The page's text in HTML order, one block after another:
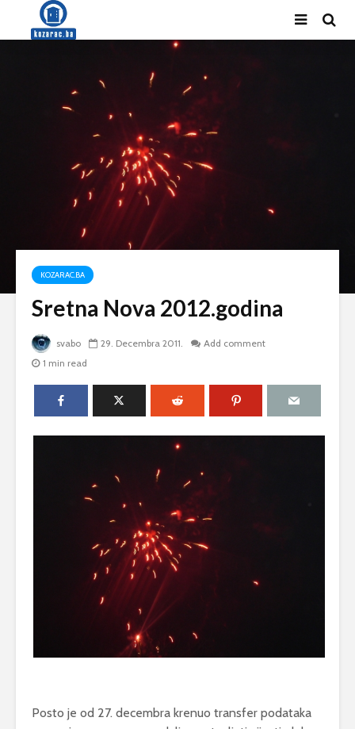
KOZARAC.BA
Sretna Nova 2012.godina
svabo 29. Decembra 2011.
Add comment
1 min read
Posto je od 27. decembra krenuo transfer podataka